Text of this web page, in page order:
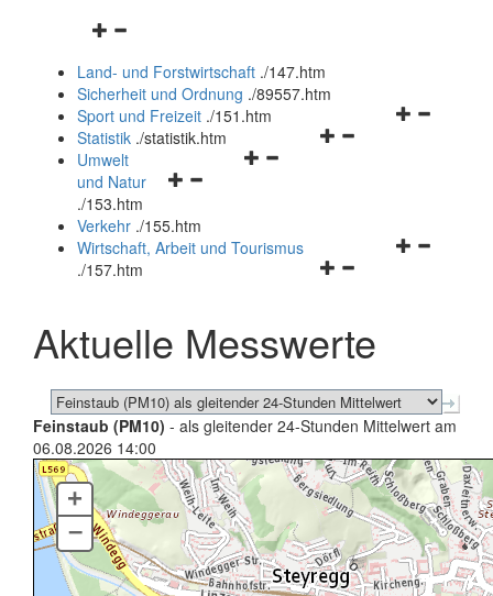
Navigationsmenü
und
schließen
Land- und Forstwirtschaft ./147.htm
Sicherheit und Ordnung ./89557.htm
Navigationsmenü
Sport und Freizeit ./151.htm
Navigationsmenü
Statistik ./statistik.htm
Navigationsmenü
und
schließen
Umwelt
und Natur
./153.htm
Verkehr ./155.htm
Navigationsmenü
schließen
Wirtschaft, Arbeit und Tourismus
./157.htm
Aktuelle Messwerte
Feinstaub (PM10) - als gleitender 24-Stunden Mittelwert am
06.08.2026 14:00
+
–